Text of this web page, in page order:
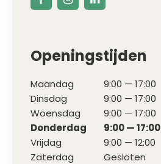
Openingstijden
Maandag
9:00 — 17:00
Dinsdag
9:00 — 17:00
Woensdag
9:00 — 17:00
Donderdag
9:00 — 17:00
Vrijdag
9:00 — 12:00
Zaterdag
Gesloten